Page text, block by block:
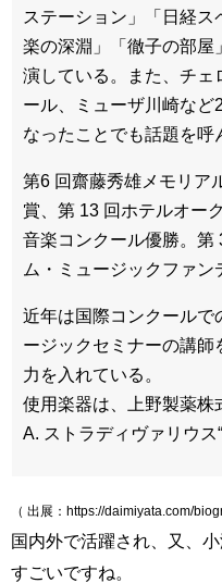
ステーション」「日経
楽の深淵」「徹子の部屋
演している。また、チェ
ール、ミューザ川崎など
なったことでも話題を呼
第6 回齋藤秀雄メモリア
賞、第 13 回ホテルオー
音楽コンクール優勝。第
ム・ミュージックファン
近年は国際コンクールで
ージックセミナーの講師
力を入れている。
使用楽器は、上野製薬株
A. ストラディヴァリウス
（ 出展：https://daimiyata.com/
国内外で活躍され、又、
すごいですね。